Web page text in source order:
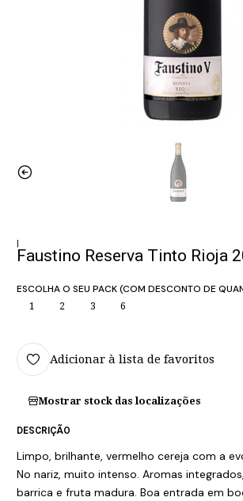
|
Faustino Reserva Tinto Rioja
ESCOLHA O SEU PACK (COM DESCONTO DE
1 2 3 6
Adicionar à lista de favoritos
Mostrar stock das localizações
DESCRIÇÃO
Limpo, brilhante, vermelho cereja com a
No nariz, muito intenso. Aromas
barrica e fruta madura. Boa entrada em